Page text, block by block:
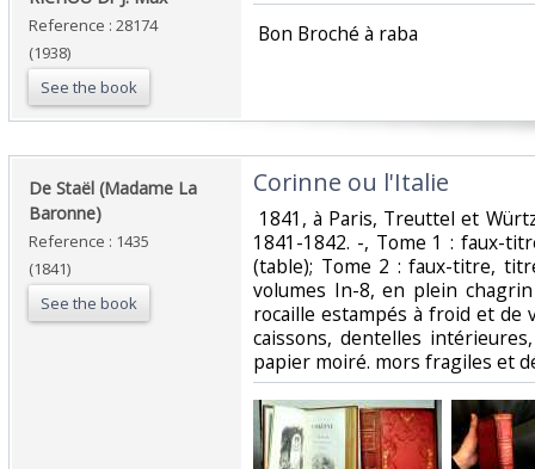
Reference : 28174
(1938)
See the book
‎ Bon Broché à raba‎
‎De Staël (Madame La
Baronne)‎
Reference : 1435
(1841)
See the book
‎Corinne ou l'Italie‎
1841, à Paris, Treuttel et
1841-1842. -, Tome 1 : faux-
(table); Tome 2 : faux-titre,
volumes In-8, en plein
rocaille estampés à froid et de
caissons, dentelles
papier moiré. mors fragiles et